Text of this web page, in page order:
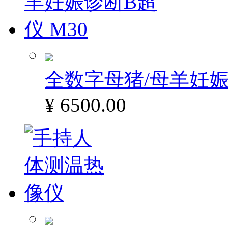
全数字母猪/母羊妊
¥ 6500.00